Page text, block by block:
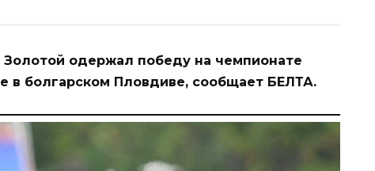
Золотой одержал победу на чемпионате
в болгарском Пловдиве, сообщает БЕЛТА.